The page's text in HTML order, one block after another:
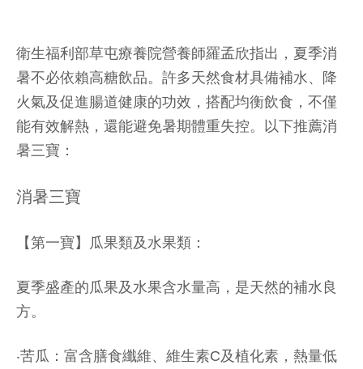
衛生福利部草屯療養院營養師羅孟欣指出，夏季消
暑不必依賴高糖飲品。許多天然食材具備補水、降
火氣及促進腸道健康的功效，搭配均衡飲食，不僅
能有效解熱，還能避免暑期體重失控。以下推薦消
暑三寶：
消暑三寶
【第一寶】瓜果類及水果類：
夏季盛產的瓜果及水果含水量高，是天然的補水良
方。
‧苦瓜：富含膳食纖維、維生素C及植化素，熱量低